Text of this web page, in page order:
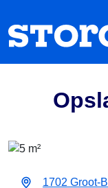
1702 Groot-